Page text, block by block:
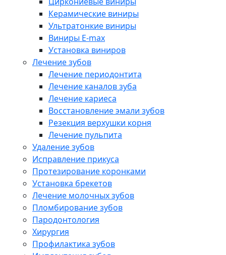
Керамические виниры
Ультратонкие виниры
Виниры E-max
Установка виниров
Лечение зубов
Лечение периодонтита
Лечение каналов зуба
Лечение кариеса
Восстановление эмали зубов
Резекция верхушки корня
Лечение пульпита
Удаление зубов
Исправление прикуса
Протезирование коронками
Установка брекетов
Лечение молочных зубов
Пломбирование зубов
Пародонтология
Хирургия
Профилактика зубов